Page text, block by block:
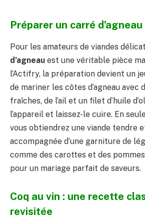
Préparer un carré
Pour les amateurs de viandes
d’agneau est une véritable pièce
l’Actifry, la préparation devient un
de mariner les côtes d’agneau avec
fraîches, de l’ail et un filet d’huile
l’appareil et laissez-le cuire. En
vous obtiendrez une viande tendre
accompagnée d’une garniture de
comme des carottes et des
pour un mariage parfait de saveurs.
Coq au vin : une recette
revisitée